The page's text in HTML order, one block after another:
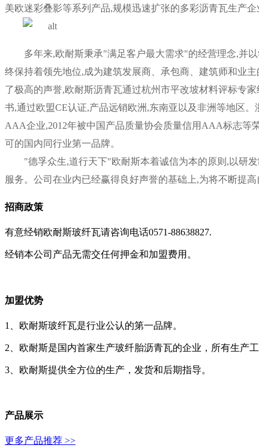
美欧迷彩叠影等系列产品,规模迅速扩张的多彩沥青瓦生产
多年来,欧耐斯秉承"满足客户最大需求"的经营理念,并
终保持着领先地位,成为建筑发展商、承包商、建筑师和业
了极高的声誉,欧耐斯沥青瓦通过杭州市平改坡材料评标专
书,通过欧盟CE认证,产品远销欧洲,东南亚以及非洲等地区
AAA企业,2012年被中国产品质量协会质量信用AAA标志等
可的国内同行业第一品牌。
"德孚众生,道行天下"欧耐斯本着诚信为本的原则,以研
服务。公司在业内已经赢得良好声誉的基础上,为将不断提
招商政策
有意经销欧耐斯玻纤瓦请咨询电话0571-88638827.
经销本公司产品无需交任何押金和加盟费用。
加盟优势
1、欧耐斯玻纤瓦是行业公认的第一品牌。
2、欧耐斯是国内首家生产玻纤胎沥青瓦的企业，所有生产
3、欧耐斯提供全方位的生产，发货和后期指导。
产品展示
更多产品推荐 >>